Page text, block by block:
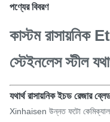
পণ্যের বিবরণ
কাস্টম রাসায়নিক
স্টেইনলেস স্টীল
যথার্থ রাসায়নিক ইচড রেজার
Xinhaisen উন্নত ফটো কেমিক্যাল